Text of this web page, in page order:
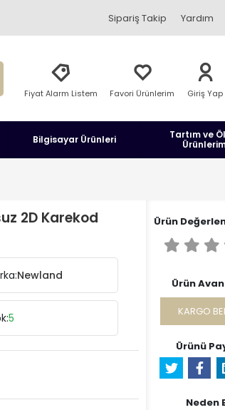
Sipariş Takip Yardım
Fiyat Alarm Listem Favori Ürünlerim Giriş Yap
Bilgisayar Ürünleri
Tartım ve
2D Karekod
Newland
5
Ürün
Ürün
KARGO
Ürünü
Neden